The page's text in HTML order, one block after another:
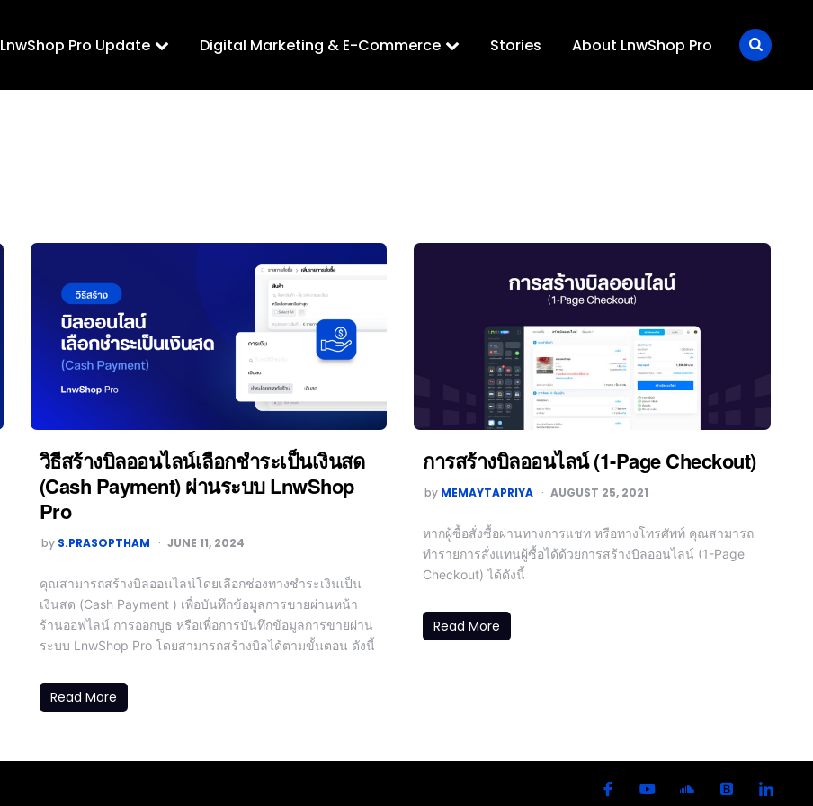
LnwShop Pro Update Digital Marketing & E-Commerce Stories About LnwShop Pro
วิธีสร้างบิลออนไลน์เลือกชำระเป็นเงินสด
(Cash Payment) ผ่านระบบ LnwShop
Pro
by S.PRASOPTHAM JUNE 11, 2024
คุณสามารถสร้างบิลออนไลน์โดยเลือกช่องทางชำระเงินเป็น
เงินสด (Cash Payment ) เพื่อบันทึกข้อมูลการขายผ่านหน้า
ร้านออฟไลน์ การออกบูธ หรือเพื่อการบันทึกข้อมูลการขายผ่าน
ระบบ LnwShop Pro โดยสามารถสร้างบิลได้ตามขั้นตอน ดังนี้
Read More
การสร้างบิลออนไลน์ (1-Page Checkout)
by MEMAYTAPRIYA AUGUST 25, 2021
หากผู้ซื้อสั่งซื้อผ่านทางการแชท หรือทางโทรศัพท์ คุณสามารถ
ทำรายการสั่งแทนผู้ซื้อได้ด้วยการสร้างบิลออนไลน์ (1-Page
Checkout) ได้ดังนี้
Read More